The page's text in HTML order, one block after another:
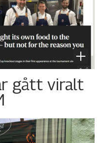
gått viralt